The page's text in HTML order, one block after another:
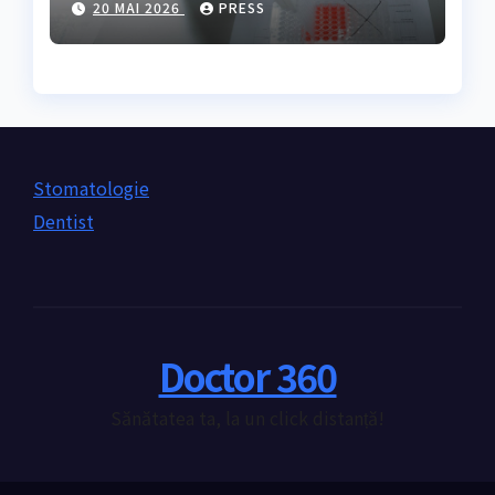
nevoie de ea?
20 MAI 2026 PRESS
Stomatologie
Dentist
Doctor 360